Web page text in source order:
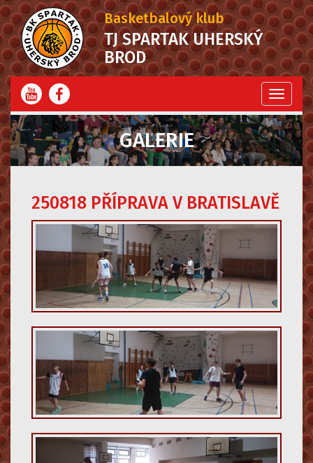
Basketbalový klub
TJ SPARTAK UHERSKÝ
BROD
Menu
GALERIE
250818 PŘÍPRAVA V BRATISLAVĚ